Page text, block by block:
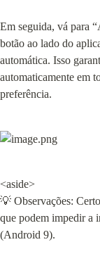
Em seguida, vá para
botão ao lado do
automática. Isso
automaticamente em
preferência.
<aside>
💡 Observações:
que podem impedir a
(Android 9).